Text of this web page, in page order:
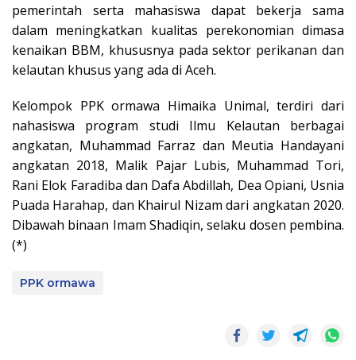
pemerintah serta mahasiswa dapat bekerja sama
dalam meningkatkan kualitas perekonomian dimasa
kenaikan BBM, khususnya pada sektor perikanan dan
kelautan khusus yang ada di Aceh.
Kelompok PPK ormawa Himaika Unimal, terdiri dari
nahasiswa program studi Ilmu Kelautan berbagai
angkatan, Muhammad Farraz dan Meutia Handayani
angkatan 2018, Malik Pajar Lubis, Muhammad Tori,
Rani Elok Faradiba dan Dafa Abdillah, Dea Opiani, Usnia
Puada Harahap, dan Khairul Nizam dari angkatan 2020.
Dibawah binaan Imam Shadiqin, selaku dosen pembina.
(*)
PPK ormawa